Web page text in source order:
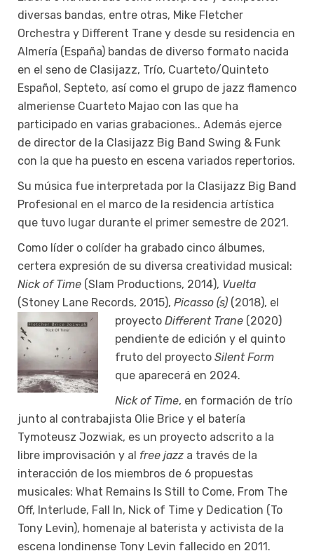
diversas bandas, entre otras, Mike Fletcher
Orchestra y Different Trane y desde su residencia en
Almería (España) bandas de diverso formato nacida
en el seno de Clasijazz, Trío, Cuarteto/Quinteto
Español, Septeto, así como el grupo de jazz flamenco
almeriense Cuarteto Majao con las que ha
participado en varias grabaciones.. Además ejerce
de director de la Clasijazz Big Band Swing & Funk
con la que ha puesto en escena variados repertorios.
Su música fue interpretada por la Clasijazz Big Band
Profesional en el marco de la residencia artística
que tuvo lugar durante el primer semestre de 2021.
Como líder o colíder ha grabado cinco álbumes,
certera expresión de su diversa creatividad musical:
Nick of Time (Slam Productions, 2014), Vuelta
(Stoney Lane Records, 2015), Picasso (s) (2018), el
proyecto Different Trane (2020)
pendiente de edición y el quinto
fruto del proyecto Silent Form
que aparecerá en 2024.
Nick of Time, en formación de trío
junto al contrabajista Olie Brice y el batería
Tymoteusz Jozwiak, es un proyecto adscrito a la
libre improvisación y al free jazz a través de la
interacción de los miembros de 6 propuestas
musicales: What Remains Is Still to Come, From The
Off, Interlude, Fall In, Nick of Time y Dedication (To
Tony Levin), homenaje al baterista y activista de la
escena londinense Tony Levin fallecido en 2011.